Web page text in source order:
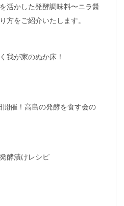
活かした発酵調味料〜ニラ醤
方をご紹介いたします。
我が家のぬか床！
開催！高島の発酵を食す会の
酵漬けレシピ